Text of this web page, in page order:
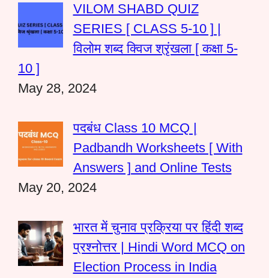
VILOM SHABD QUIZ
SERIES [ CLASS 5-10 ] |
विलोम शब्द क्विज श्रृंखला [ कक्षा 5-
10 ]
May 28, 2024
पदबंध Class 10 MCQ |
Padbandh Worksheets [ With
Answers ] and Online Tests
May 20, 2024
भारत में चुनाव प्रक्रिया पर हिंदी शब्द
प्रश्नोत्तर | Hindi Word MCQ on
Election Process in India